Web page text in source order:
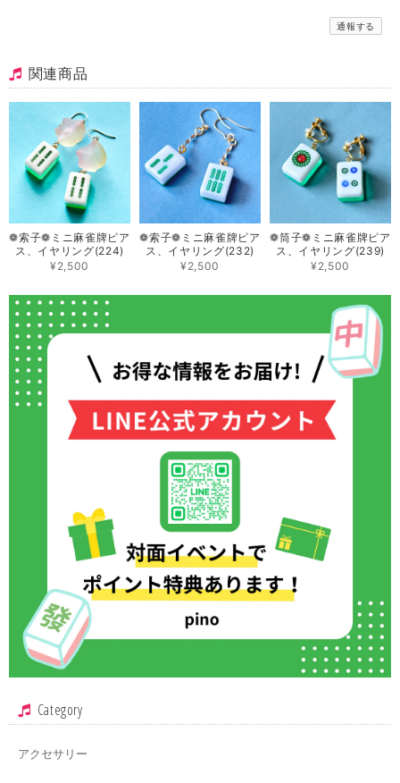
通報する
関連商品
❁索子❁ミニ 麻雀牌ピア
ス、イヤリング(224)
¥2,500
❁索子❁ミニ 麻雀牌ピア
ス、イヤリング(232)
¥2,500
❁筒子❁ミニ 麻雀牌ピア
ス、イヤリング(239)
¥2,500
Category
アクセサリー